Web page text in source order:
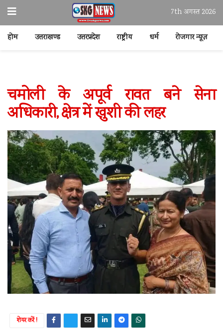
7th अगस्त 2026
होम उत्तराखण्ड उत्तरप्रदेश राष्ट्रीय धर्म रोजगार न्यूज़
चमोली के अपूर्व रावत बने सेना
अधिकारी, क्षेत्र में खुशी की लहर
शेयर करें !